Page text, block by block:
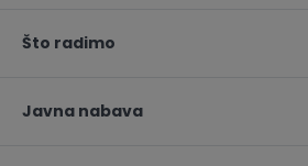
Što radimo
Javna nabava